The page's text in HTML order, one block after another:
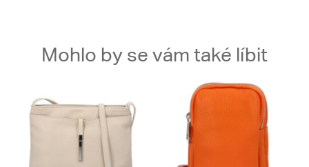
Mohlo by se vám také líbit